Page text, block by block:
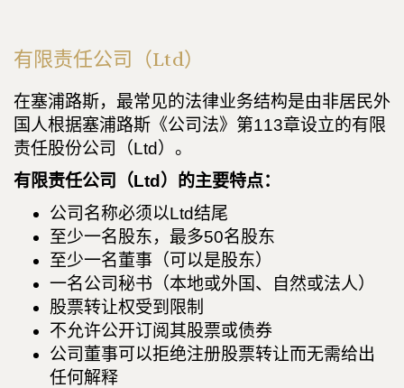
有限责任公司（Ltd）
在塞浦路斯，最常见的法律业务结构是由非居民外
国人根据塞浦路斯《公司法》第113章设立的有限
责任股份公司（Ltd）。
有限责任公司（Ltd）的主要特点：
公司名称必须以Ltd结尾
至少一名股东，最多50名股东
至少一名董事（可以是股东）
一名公司秘书（本地或外国、自然或法人）
股票转让权受到限制
不允许公开订阅其股票或债券
公司董事可以拒绝注册股票转让而无需给出
任何解释